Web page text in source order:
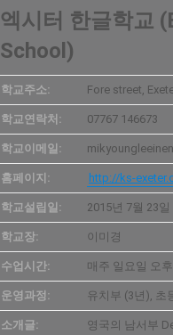
엑시터 한글학교
School)
학교주소: Fore street,
학교연락처: 07767 146673
학교이메일:
홈페이지: http://ks-
학교설립일: 2015년 7월 23일
학교장: 이미경
수업시간: 매주 일요일 오
운영과정: 유치부 (3년), 초
소개글:
영국의 남서부